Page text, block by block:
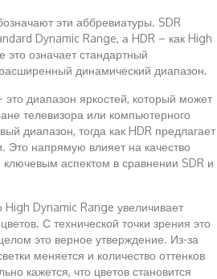
эти аббревиатуры. SDR
Dynamic Range, а HDR – как High
означает стандартный
динамический диапазон.
диапазон яркостей, который может
телевизора или компьютерного
диапазон, тогда как HDR предлагает
Это напрямую влияет на качество
ключевым аспектом в сравнении SDR и
Dynamic Range увеличивает
С технической точки зрения это
это верное утверждение. Из-за
меняется и количество оттенков
кажется, что цветов становится